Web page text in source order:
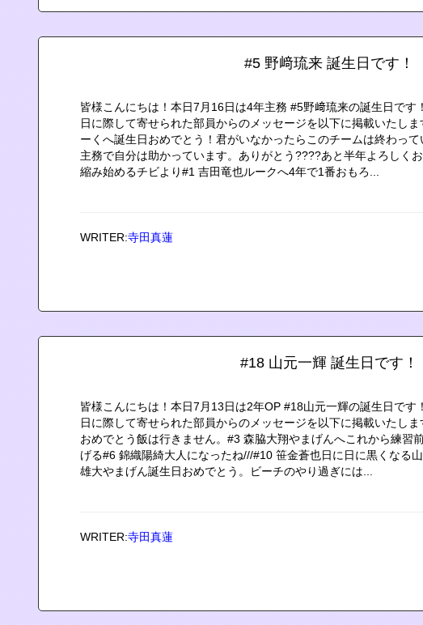
#5 野﨑琉来 誕生日です！
皆様こんにちは！本日7月16日は4年主務 #5野﨑琉来の誕生日です
日に際して寄せられた部員からのメッセージを以下に掲載いたし
ーくへ誕生日おめでとう！君がいなかったらこのチームは終わって
主務で自分は助かっています。ありがとう????あと半年よろしく
縮み始めるチビより#1 吉田竜也ルークへ4年で1番おもろ...
WRITER:寺田真蓮
#18 山元一輝 誕生日です！
皆様こんにちは！本日7月13日は2年OP #18山元一輝の誕生日です
日に際して寄せられた部員からのメッセージを以下に掲載いたし
おめでとう飯は行きません。#3 森脇大翔やまげんへこれから練習
げる#6 錦織陽綺大人になったね///#10 笹金蒼也日に日に黒くなる
雄大やまげん誕生日おめでとう。ビーチのやり過ぎには...
WRITER:寺田真蓮